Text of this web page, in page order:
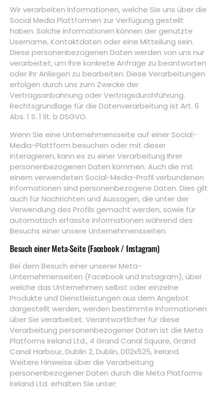
Wir verarbeiten Informationen, welche Sie uns über die
Social Media Plattformen zur Verfügung gestellt
haben. Solche Informationen können der genutzte
Username, Kontaktdaten oder eine Mitteilung sein.
Diese personenbezogenen Daten werden von uns nur
verarbeitet, um Ihre konkrete Anfrage zu beantworten
oder Ihr Anliegen zu bearbeiten. Diese Verarbeitungen
erfolgen durch uns zum Zwecke der
Vertragsanbahnung oder Vertragsdurchführung.
Rechtsgrundlage für die Datenverarbeitung ist Art. 6
Abs. 1 S. 1 lit. b DSGVO.
Wenn Sie eine Unternehmensseite auf einer Social-
Media-Plattform besuchen oder mit dieser
interagieren, kann es zu einer Verarbeitung Ihrer
personenbezogenen Daten kommen. Auch die mit
einem verwendeten Social-Media-Profil verbundenen
Informationen sind personenbezogene Daten. Dies gilt
auch für Nachrichten und Aussagen, die unter der
Verwendung des Profils gemacht werden, sowie für
automatisch erfasste Informationen während des
Besuchs einer unsere Unternehmensseiten.
Besuch einer Meta-Seite (Facebook / Instagram)
Bei dem Besuch einer unserer Meta-
Unternehmenseiten (Facebook und Instagram), über
welche das Unternehmen selbst oder einzelne
Produkte und Dienstleistungen aus dem Angebot
dargestellt werden, werden bestimmte Informationen
über Sie verarbeitet. Verantwortlicher für diese
Verarbeitung personenbezogener Daten ist die Meta
Platforms Ireland Ltd., 4 Grand Canal Square, Grand
Canal Harbour, Dublin 2, Dublin, D02x525, Ireland.
Weitere Hinweise über die Verarbeitung
personenbezogener Daten durch die Meta Platforms
Ireland Ltd. erhalten Sie unter: